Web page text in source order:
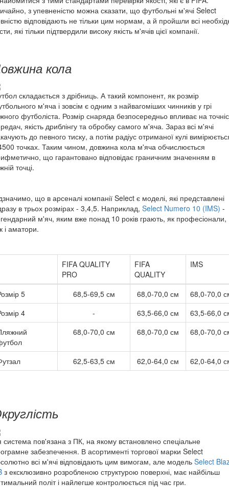
з упевненістю можна сказати, що футбольні м'ячі Select
відповідають не тільки цим нормам, а й пройшли всі
які тільки підтвердили високу якість м'ячів цієї компанії.
кола
складається з дрібниць. А такий компонент, як розмір
м'яча і зовсім є одним з найвагоміших чинників у грі
футболіста. Розмір снаряда безпосередньо впливає на
якість дриблінгу та обробку самого м'яча. Зараз всі м'ячі
до певного тиску, а потім радіус отриманої кулі
точках. Таким чином, довжина кола м'яча обчислюється
що гарантовано відповідає граничним значенням в
точці.
що в арсеналі компанії Select є моделі, які представлені
в трьох розмірах - 3,4,5. Наприклад, Select Numero 10 (IMS) -
м'яч, яким вже понад 10 років грають, як професіонали,
і аматори.
FIFA QUALITY
PRO
FIFA
QUALITY
IMS
5 68,5-69,5 см 68,0-70,0 см
68,0-70,0
4
- 63,5-66,0 см
63,5-66,0
68,0-70,0 см 68,0-70,0 см 68,0-70,0
62,5-63,5 см 62,0-64,0 см 62,0-64,0
система пов'язана з ПК, на якому встановлено спеціальне
забезпечення. В асортименті торгової марки Select
всі м'ячі відповідають цим вимогам, але модель Select
з ексклюзивно розробленою структурою поверхні, має найбільш
політ і найлегше контролюється під час гри.